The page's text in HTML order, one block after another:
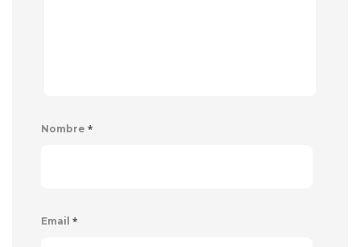
Nombre *
Email *